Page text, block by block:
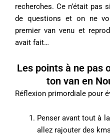
recherches. Ce n’était pas
de questions et on ne
premier van venu et
avait fait…
Les points à ne pas
ton van en
Réflexion primordiale pour
Penser avant tout à
allez rajouter des